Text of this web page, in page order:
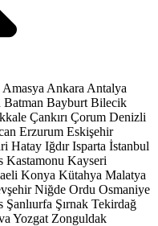
Amasya Ankara Antalya
Batman Bayburt Bilecik
Çankırı Çorum Denizli
Erzurum Eskişehir
Hatay Iğdır Isparta İstanbul
Kastamonu Kayseri
Konya Kütahya Malatya
Niğde Ordu Osmaniye
Şanlıurfa Şırnak Tekirdağ
Yozgat Zonguldak